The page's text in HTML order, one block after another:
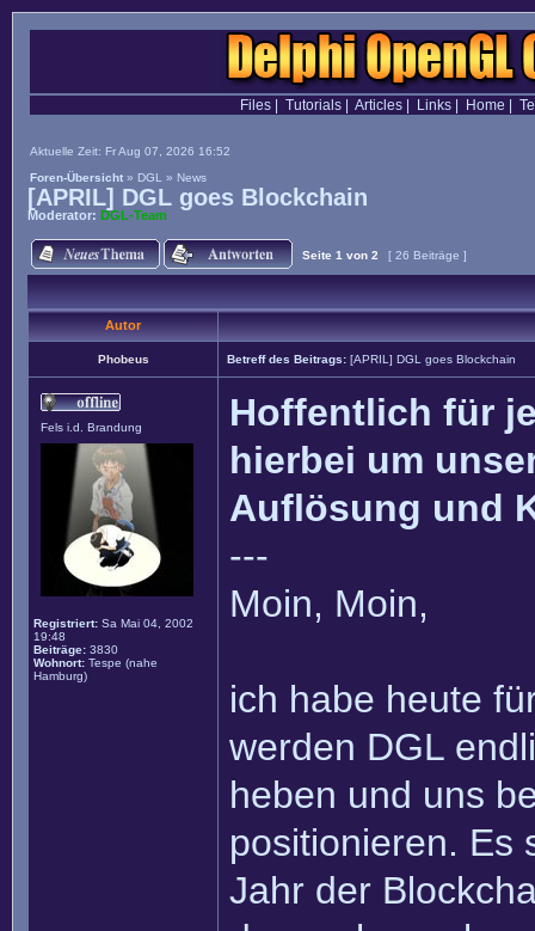
Files| Tutorials| Articles| Links| Home
Aktuelle Zeit: Fr Aug 07, 2026 16:52
Foren-Übersicht » DGL » News
[APRIL] DGL goes Blockchain
Moderator: DGL-Team
Seite 1 von 2 [ 26 Beiträge ]
Autor
Phobeus Betreff des Beitrags: [APRIL] DGL goes Blockchain
Fels i.d. Brandung
Registriert: Sa Mai 04, 2002
19:48
Beiträge: 3830
Wohnort: Tespe (nahe
Hamburg)
Hoffentlich für
hierbei um
Auflösung und
---
Moin, Moin,
ich habe heute
werden DGL
heben und uns
positionieren. Es
Jahr der